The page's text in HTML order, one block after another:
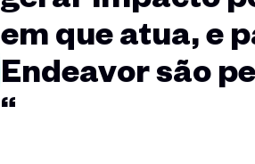
em que atua, e
Endeavor são
“